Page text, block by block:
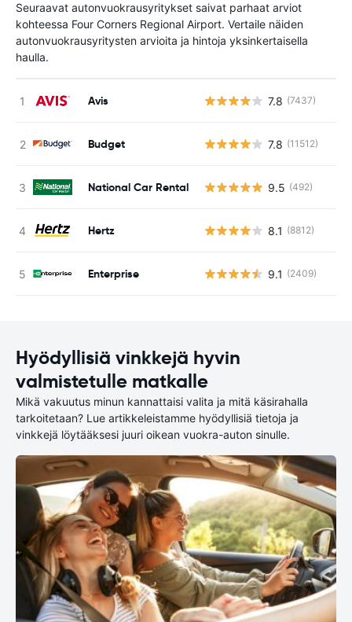
Seuraavat autonvuokrausyritykset saivat parhaat arviot
kohteessa Four Corners Regional Airport. Vertaile näiden
autonvuokrausyritysten arvioita ja hintoja yksinkertaisella
haulla.
Avis 7.8 (7437)
Budget 7.8 (11512)
National Car Rental 9.5 (492)
Hertz 8.1 (8812)
Enterprise 9.1 (2409)
Hyödyllisiä vinkkejä hyvin
valmistetulle matkalle
Mikä vakuutus minun kannattaisi valita ja mitä käsirahalla
tarkoitetaan? Lue artikkeleistamme hyödyllisiä tietoja ja
vinkkejä löytääksesi juuri oikean vuokra-auton sinulle.